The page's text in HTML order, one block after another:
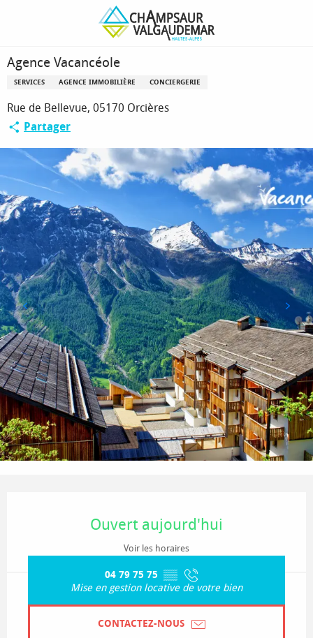
principal
Agence Vacancéole
Agence Vacancéole
SERVICES AGENCE IMMOBILIÈRE CONCIERGERIE
Rue de Bellevue, 05170 Orcières
Partager
Ouvert aujourd'hui
Voir les horaires
04 79 75 75 ▒▒
Mise en gestion locative de votre bien
CONTACTEZ-NOUS